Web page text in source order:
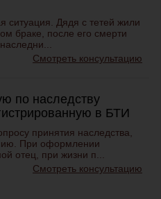
ситуация. Дядя с тетей жили
браке, после его смерти
Смотреть консультацию
по наследству
в БТИ
принятия наследства,
При оформлении
отец, при жизни п...
Смотреть консультацию